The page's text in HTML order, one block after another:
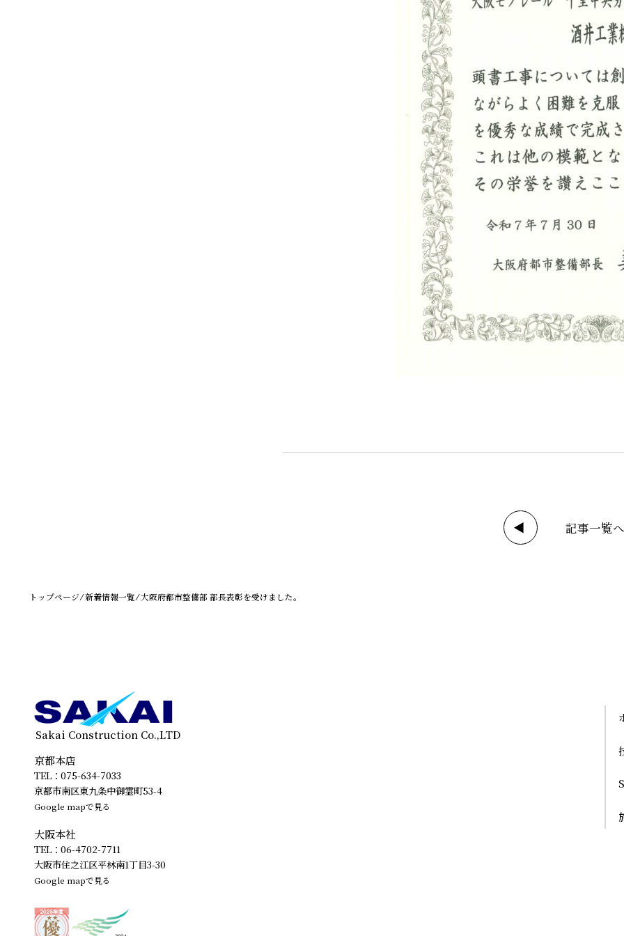
◀ 記事一覧へ
トップページ ⁄新着情報一覧 ⁄大阪府都市整備部 部長表彰を受けました。
Sakai Construction Co.,LTD
京都本店
TEL：075-634-7033
京都市南区東九条中御霊町53-4
Google mapで見る
大阪本社
TEL：06-4702-7711
大阪市住之江区平林南1丁目3-30
Google mapで見る